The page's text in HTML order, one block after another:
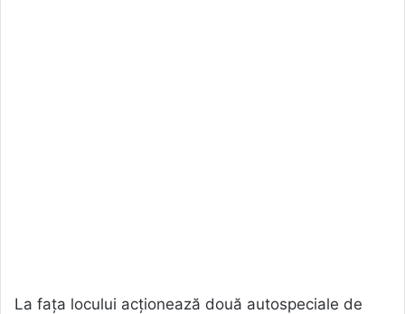
La fața locului acționează două autospeciale de